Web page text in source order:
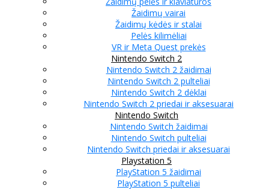
Žaidimų vairai
Žaidimų kėdės ir stalai
Pelės kilimėliai
VR ir Meta Quest prekės
Nintendo Switch 2
Nintendo Switch 2 žaidimai
Nintendo Switch 2 pulteliai
Nintendo Switch 2 dėklai
Nintendo Switch 2 priedai ir aksesuarai
Nintendo Switch
Nintendo Switch žaidimai
Nintendo Switch pulteliai
Nintendo Switch priedai ir aksesuarai
Playstation 5
PlayStation 5 žaidimai
PlayStation 5 pulteliai